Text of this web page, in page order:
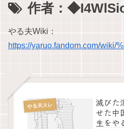
作者：
やる夫Wiki：
https://yaruo.fandom.com/wiki/
やる夫スレ
滅びた
せた中
生をや